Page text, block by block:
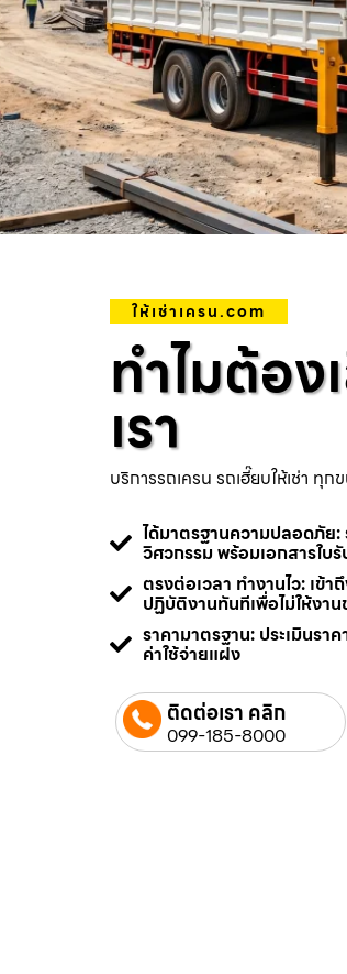
ให้เช่าเครน.com
ทำไมต้อง
เรา
บริการรถเครน รถเฮี๊ยบให้เช่า
ได้มาตรฐานความปลอดภัย
วิศวกรรม พร้อมเอกสารใบ
ตรงต่อเวลา ทำงานไว: เข้
ปฏิบัติงานทันทีเพื่อไม่ให้งา
ราคามาตรฐาน: ประเมินรา
ค่าใช้จ่ายแฝง
ติดต่อเรา คลิก
099-185-8000